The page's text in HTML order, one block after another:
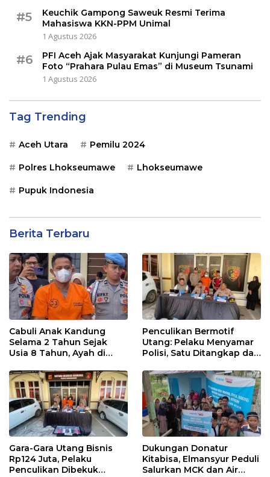
#5
Keuchik Gampong Saweuk Resmi Terima
Mahasiswa KKN-PPM Unimal
1 Agustus 2026
#6
PFI Aceh Ajak Masyarakat Kunjungi Pameran
Foto “Prahara Pulau Emas” di Museum Tsunami
1 Agustus 2026
Tag Trending
Aceh Utara Pemilu 2024
Polres Lhokseumawe Lhokseumawe
Pupuk Indonesia
Berita Terbaru
Cabuli Anak Kandung
Selama 2 Tahun Sejak
Usia 8 Tahun, Ayah di
Polisi
Penculikan Bermotif
Utang: Pelaku Menyamar
Polisi, Satu Ditangkap dan
Gara-Gara Utang Bisnis
Rp124 Juta, Pelaku
Penculikan Dibekuk
Dukungan Donatur
Kitabisa, Elmansyur Peduli
Salurkan MCK dan Air